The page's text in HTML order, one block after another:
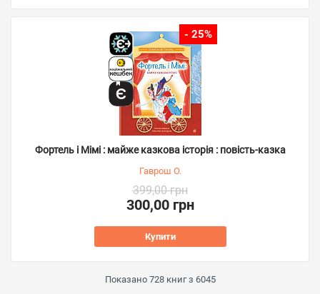
- 25%
Фортель і Мімі : майже казкова історія : повість-казка
Гаврош О.
399,00 грн
300,00 грн
Купити
Показано 728книг з 6045